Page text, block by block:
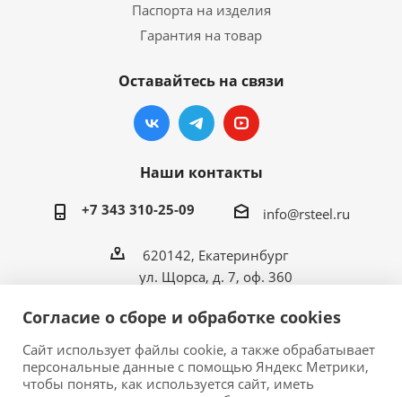
Паспорта на изделия
Гарантия на товар
Оставайтесь на связи
Наши контакты
+7 343 310-25-09 info@rsteel.ru
620142, Екатеринбург
ул. Щорса, д. 7, оф. 360
2026 © ООО «Риал Стил» • Производитель
металлической мебели в Екатеринбурге.
Согласие о сборе и обработке cookies
Сайт использует файлы cookie, а также обрабатывает
персональные данные с помощью Яндекс Метрики,
чтобы понять, как используется сайт, иметь